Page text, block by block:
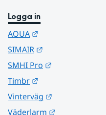
Logga in
AQUA
SIMAIR
SMHI Pro
Timbr
Vinterväg
Väderlarm